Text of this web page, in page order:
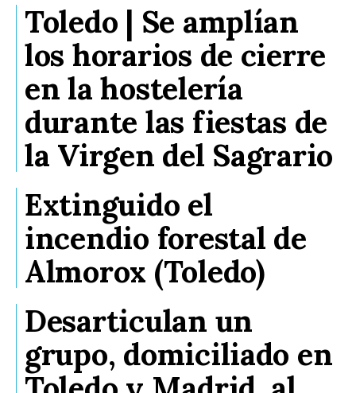
Toledo | Se amplían
los horarios de cierre
en la hostelería
durante las fiestas de
la Virgen del Sagrario
Extinguido el
incendio forestal de
Almorox (Toledo)
Desarticulan un
grupo, domiciliado en